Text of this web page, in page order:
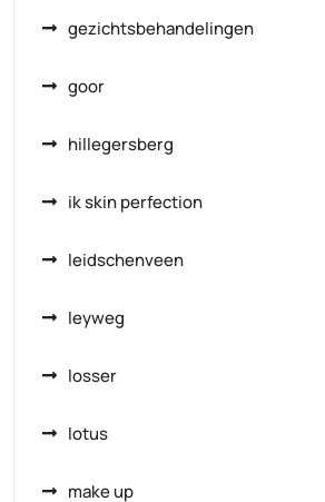
gezichtsbehandelingen
goor
hillegersberg
ik skin perfection
leidschenveen
leyweg
losser
lotus
make up